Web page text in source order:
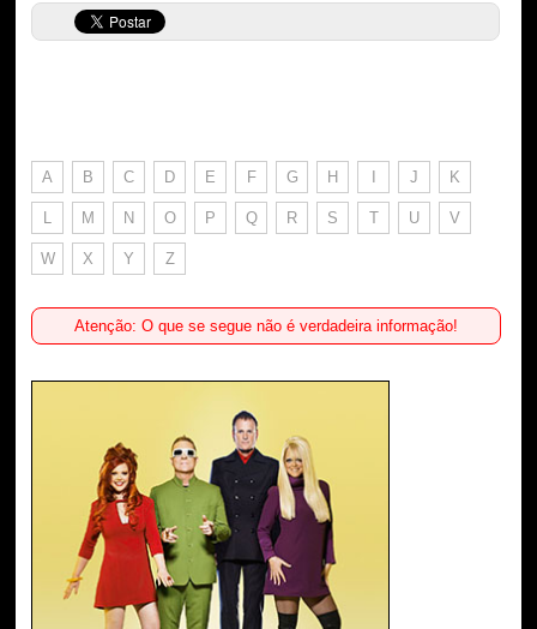
A B C D E F G H I J K
L M N O P Q R S T U V
W X Y Z
Atenção: O que se segue não é verdadeira informação!